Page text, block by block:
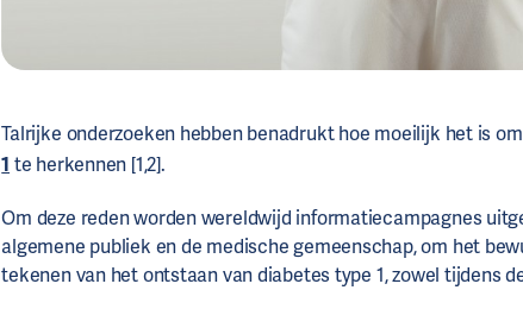
Talrijke onderzoeken hebben benadrukt hoe moeilijk het is
1 te herkennen [1,2].
Om deze reden worden wereldwijd informatiecampagnes
algemene publiek en de medische gemeenschap, om het
tekenen van het ontstaan van diabetes type 1, zowel tijdens